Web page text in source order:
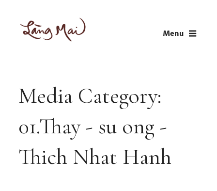
content
Menu
Media Category:
01.Thay - su ong -
Thich Nhat Hanh